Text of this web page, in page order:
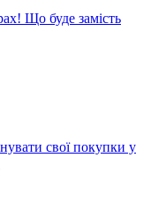
Що буде замість
свої покупки у